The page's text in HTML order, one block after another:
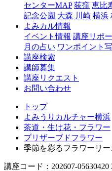
センターMAP 荻窪 恵比
記念公園 大森 川崎 横浜
よみカル情報
イベント情報 講座リポ
月の占い ワンポイント
講座検索
講師募集
講座リクエスト
お問い合わせ
トップ
よみうりカルチャー横浜
茶道・生け花・フラワー
プリザーブドフラワー
季節を彩るフラワーリー
講座コード：202607-